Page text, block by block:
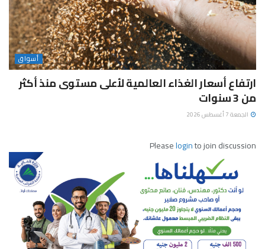
أسواق
ارتفاع أسعار الغذاء العالمية لأعلى مستوى منذ أكثر
من 3 سنوات
الجمعة 7 أغسطس 2026
Pleaseloginto join discussion